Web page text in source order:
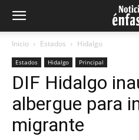
Inicio Estados Hidalgo
Estados Hidalgo Principal
DIF Hidalgo
albergue para
migrante